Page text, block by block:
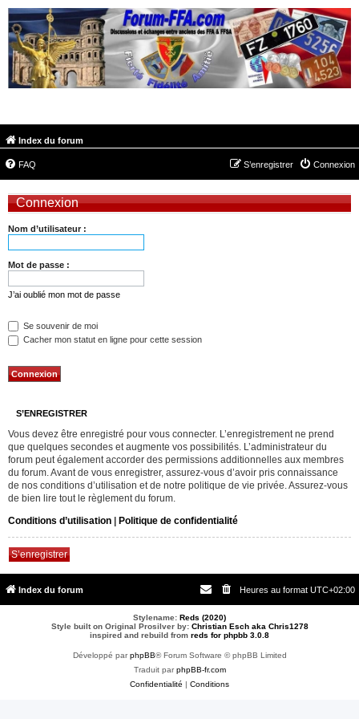
Index du forum
FAQ Connexion
S’enregistrer
Connexion
Nom d’utilisateur :
Mot de passe :
J’ai oublié mon mot de passe
Se souvenir de moi
Cacher mon statut en ligne pour cette session
S’ENREGISTRER
Vous devez être enregistré pour vous connecter. L’enregistrement ne prend
que quelques secondes et augmente vos possibilités. L’administrateur du
forum peut également accorder des permissions additionnelles aux membres
du forum. Avant de vous enregistrer, assurez-vous d’avoir pris connaissance
de nos conditions d’utilisation et de notre politique de vie privée. Assurez-vous
de bien lire tout le règlement du forum.
Conditions d’utilisation
Politique de confidentialité
S’enregistrer
Index du forum Heures au format UTC+02:00
Stylename: Reds (2020)
Style built on Original Prosilver by: Christian Esch aka Chris1278
inspired and rebuild from reds for phpbb 3.0.8
Développé parphpBB® Forum Software © phpBB Limited
Traduit parphpBB-fr.com
Confidentialité
Conditions